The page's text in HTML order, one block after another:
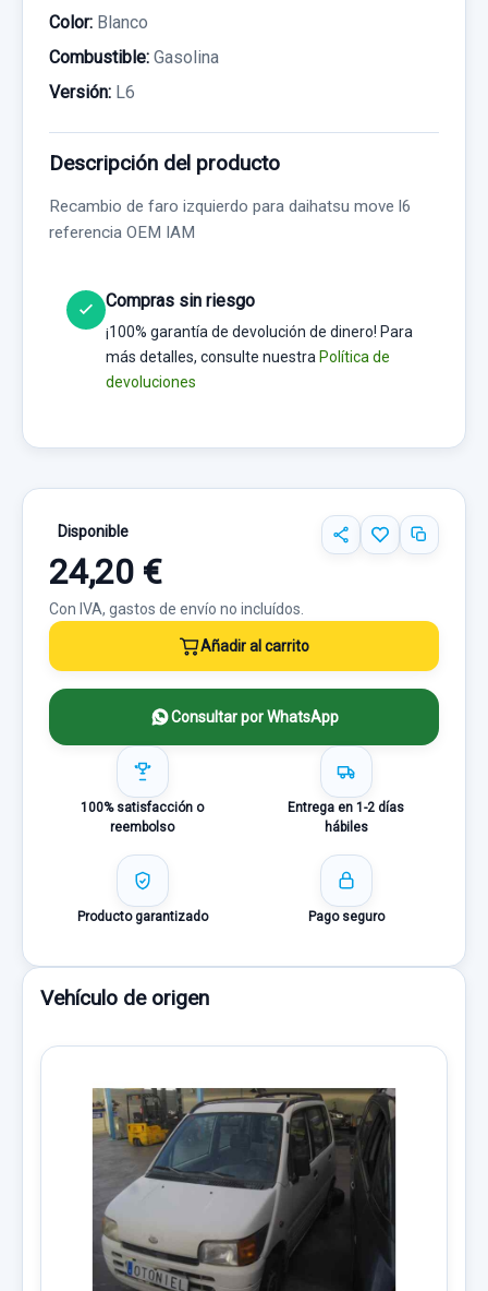
Color: Blanco
Combustible: Gasolina
Versión: L6
Descripción del producto
Recambio de faro izquierdo para daihatsu move l6
referencia OEM IAM
Compras sin riesgo
¡100% garantía de devolución de dinero! Para
más detalles, consulte nuestra Política de
devoluciones
Disponible
24,20 €
Con IVA, gastos de envío no incluídos.
Añadir al carrito
Consultar por WhatsApp
100% satisfacción o
reembolso
Entrega en 1-2 días
hábiles
Producto garantizado Pago seguro
Vehículo de origen